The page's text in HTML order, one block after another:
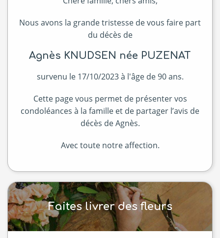
Nous avons la grande tristesse de vous faire part
du décès de
Agnès KNUDSEN née PUZENAT
survenu le 17/10/2023 à l'âge de 90 ans.
Cette page vous permet de présenter vos
condoléances à la famille et de partager l’avis de
décès de Agnès.
Avec toute notre affection.
Faites livrer des fleurs